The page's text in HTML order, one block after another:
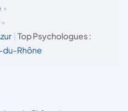
•
•
Top Psychologues :
du-Rhône